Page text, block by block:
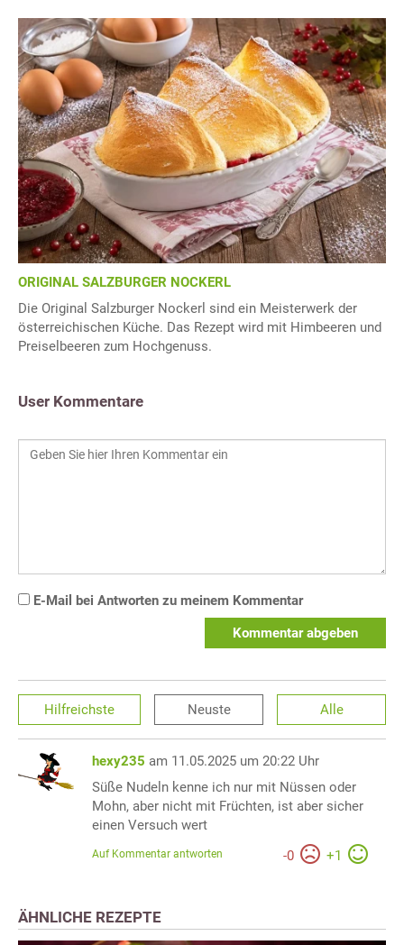
ORIGINAL SALZBURGER NOCKERL
Die Original Salzburger Nockerl sind ein Meisterwerk der
österreichischen Küche. Das Rezept wird mit Himbeeren und
Preiselbeeren zum Hochgenuss.
User Kommentare
E-Mail bei Antworten zu meinem Kommentar
Kommentar abgeben
Hilfreichste Neuste Alle
hexy235 am 11.05.2025 um 20:22 Uhr
Süße Nudeln kenne ich nur mit Nüssen oder
Mohn, aber nicht mit Früchten, ist aber sicher
einen Versuch wert
-0 +1
Auf Kommentar antworten
ÄHNLICHE REZEPTE